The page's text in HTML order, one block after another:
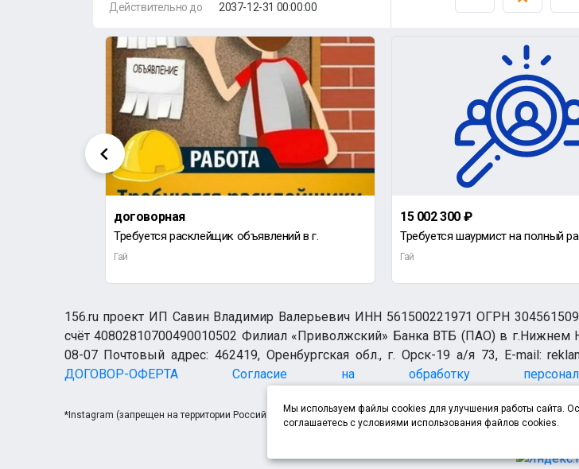
Действительно до
2037-12-31 00:00:00
договорная
Требуется расклейщик объявлений в г.
Гай
15 002 300 ₽
Гай
156.ru проект ИП Савин Владимир Валерьевич ИНН 561500221971 ОГРН
счёт 40802810700490010502 Филиал «Приволжский» Банка ВТБ (ПАО) в г.Нижнем
08-07 Почтовый адрес: 462419, Оренбургская обл., г. Орск-19 а/я 73, E-mail:
ДОГОВОР-ОФЕРТА
Согласие на обработку
*Instagram (запрещен на территории Российской Федерации)
Мы используем файлы cookies для улучшения работы сайта.
соглашаетесь с условиями использования файлов cookies.